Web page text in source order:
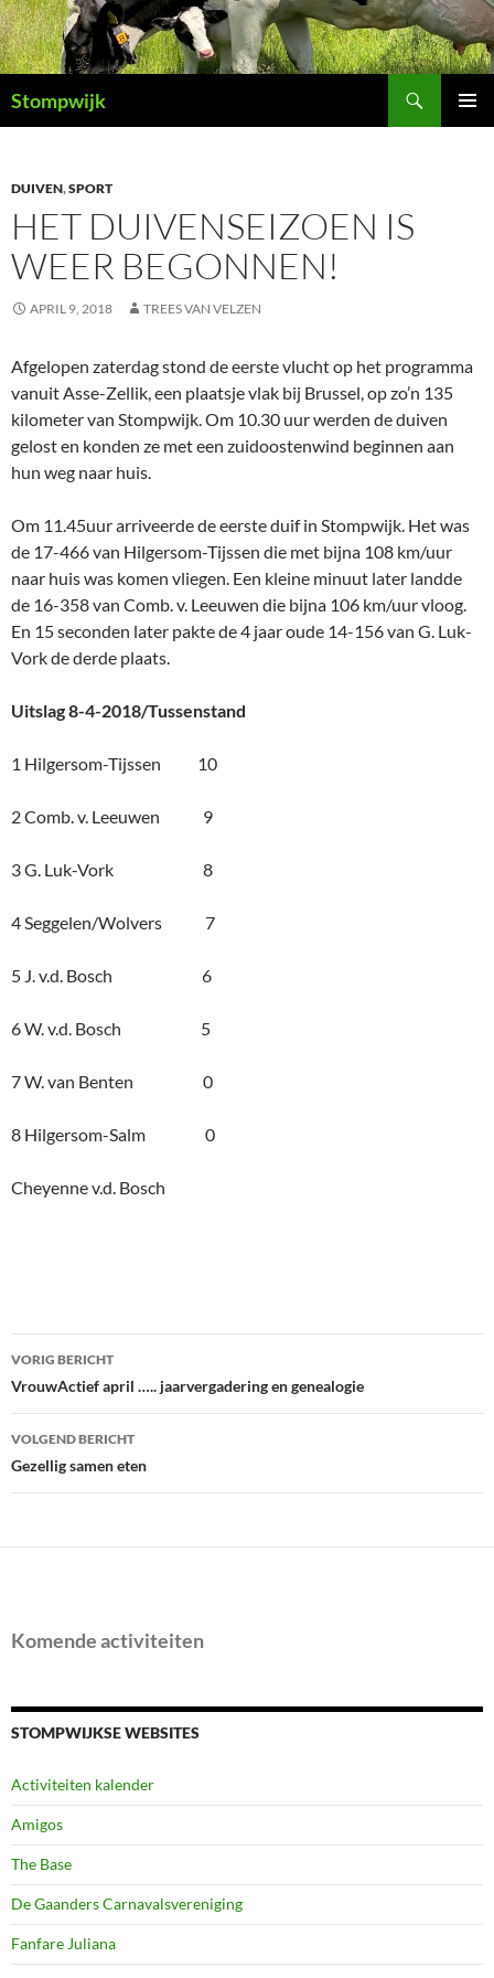
Ga
naar
de
inhoud
Stompwijk
DUIVEN,SPORT
HET DUIVENSEIZOEN IS
WEER BEGONNEN!
APRIL 9, 2018 TREES VAN VELZEN
Afgelopen zaterdag stond de eerste vlucht op het programma
vanuit Asse-Zellik, een plaatsje vlak bij Brussel, op zo’n 135
kilometer van Stompwijk. Om 10.30 uur werden de duiven
gelost en konden ze met een zuidoostenwind beginnen aan
hun weg naar huis.
Om 11.45uur arriveerde de eerste duif in Stompwijk. Het was
de 17-466 van Hilgersom-Tijssen die met bijna 108 km/uur
naar huis was komen vliegen. Een kleine minuut later landde
de 16-358 van Comb. v. Leeuwen die bijna 106 km/uur vloog.
En 15 seconden later pakte de 4 jaar oude 14-156 van G. Luk-
Vork de derde plaats.
Uitslag 8-4-2018/Tussenstand
1 Hilgersom-Tijssen 10
2 Comb. v. Leeuwen 9
3 G. Luk-Vork 8
4 Seggelen/Wolvers 7
5 J. v.d. Bosch 6
6 W. v.d. Bosch 5
7 W. van Benten 0
8 Hilgersom-Salm 0
Cheyenne v.d. Bosch
Bericht
navigatie
VORIG BERICHT
VrouwActief april ….. jaarvergadering en genealogie
VOLGEND BERICHT
Gezellig samen eten
Komende activiteiten
STOMPWIJKSE WEBSITES
Activiteiten kalender
Amigos
The Base
De Gaanders Carnavalsvereniging
Fanfare Juliana